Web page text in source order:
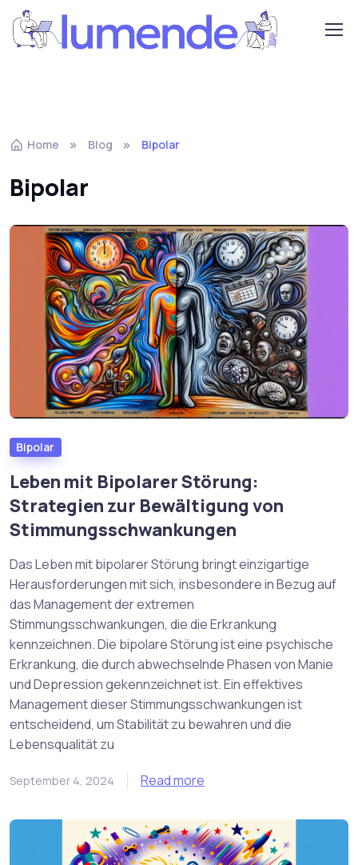
Home Blog Bipolar
Bipolar
Bipolar
Leben mit Bipolarer Störung:
Strategien zur Bewältigung von
Stimmungsschwankungen
Das Leben mit bipolarer Störung bringt einzigartige
Herausforderungen mit sich, insbesondere in Bezug auf
das Management der extremen
Stimmungsschwankungen, die die Erkrankung
kennzeichnen. Die bipolare Störung ist eine psychische
Erkrankung, die durch abwechselnde Phasen von Manie
und Depression gekennzeichnet ist. Ein effektives
Management dieser Stimmungsschwankungen ist
entscheidend, um Stabilität zu bewahren und die
Lebensqualität zu
September 4, 2024 Read more